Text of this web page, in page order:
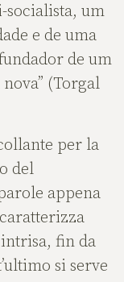
um
e de uma
de um
(Torgal
per la
del
appena
fin da
si serve